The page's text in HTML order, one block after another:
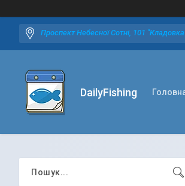
Проспект Небесної Сотні, 101
DailyFishing